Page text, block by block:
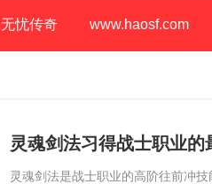
无忧传奇 www.haosf.com
灵魂剑法习得战士职业
灵魂剑法是战士职业的高阶往前冲